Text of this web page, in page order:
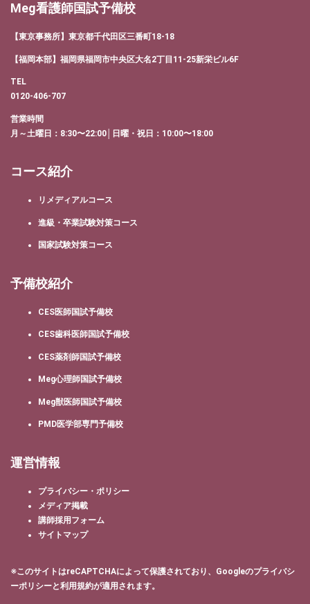
Meg看護師国試予備校
【東京事務所】東京都千代田区三番町18-18
【福岡本部】福岡県福岡市中央区大名2丁目11-25新栄ビル6F
TEL
0120-406-707
営業時間
月～土曜日：8:30〜22:00│日曜・祝日：10:00〜18:00
コース紹介
リメディアルコース
進級・卒業試験対策コース
国家試験対策コース
予備校紹介
CES医師国試予備校
CES歯科医師国試予備校
CES薬剤師国試予備校
Meg心理師国試予備校
Meg獣医師国試予備校
PMD医学部専門予備校
運営情報
プライバシー・ポリシー
メディア掲載
講師採用フォーム
サイトマップ
※このサイトはreCAPTCHAによって保護されており、Googleのプライバシ
ーポリシーと利用規約が適用されます。